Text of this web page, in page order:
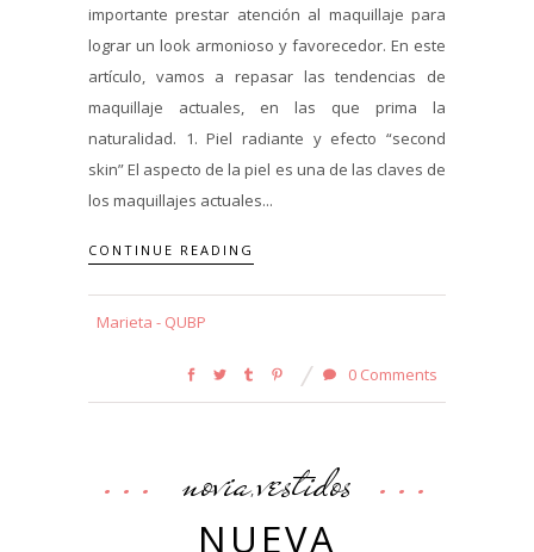
importante prestar atención al maquillaje para
lograr un look armonioso y favorecedor. En este
artículo, vamos a repasar las tendencias de
maquillaje actuales, en las que prima la
naturalidad. 1. Piel radiante y efecto “second
skin” El aspecto de la piel es una de las claves de
los maquillajes actuales...
CONTINUE READING
Marieta - QUBP
0 Comments
novia,vestidos
NUEVA